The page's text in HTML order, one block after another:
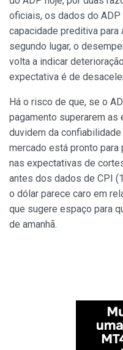
oficiais, os dados do
capacidade preditiva para
segundo lugar, o
volta a indicar
expectativa é de
Há o risco de que, se o
pagamento superarem
duvidem da
mercado está pronto para
nas expectativas de
antes dos dados de CPI
o dólar parece caro em
que sugere espaço para
de amanhã.